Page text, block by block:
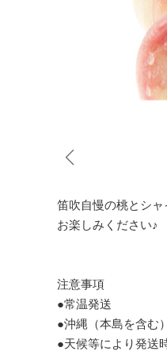
笛吹自慢の桃とシャ
お楽しみください♪
注意事項
●常温発送
●沖縄（本島を含む
●天候等により発送